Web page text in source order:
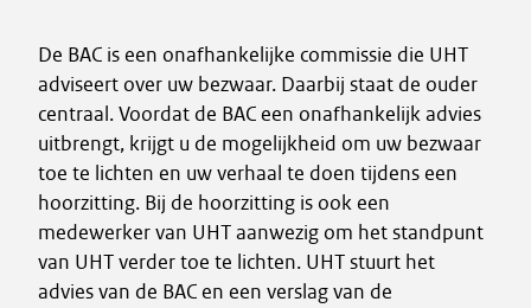
De BAC is een onafhankelijke commissie die UHT
adviseert over uw bezwaar. Daarbij staat de ouder
centraal. Voordat de BAC een onafhankelijk advies
uitbrengt, krijgt u de mogelijkheid om uw bezwaar
toe te lichten en uw verhaal te doen tijdens een
hoorzitting. Bij de hoorzitting is ook een
medewerker van UHT aanwezig om het standpunt
van UHT verder toe te lichten. UHT stuurt het
advies van de BAC en een verslag van de